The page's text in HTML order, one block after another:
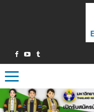
Toggle navigation